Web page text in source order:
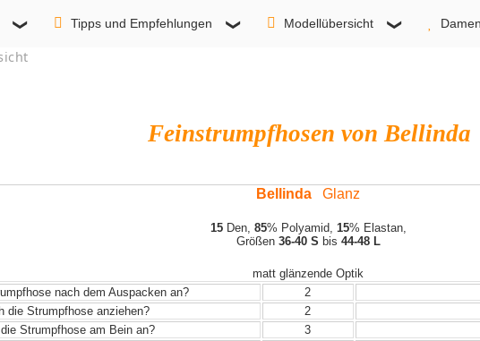
Tipps und Empfehlungen Modellübersicht
Feinstrumpfhosen von Bellinda
Bellinda Glanz
15Den, 85% Polyamid, 15% Elastan,
Größen 36-40 S bis 44-48 L
matt glänzende Optik
nach dem Auspacken an? 2
die Strumpfhose anziehen?
2
Strumpfhose am Bein an?
3